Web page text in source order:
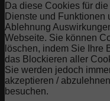
Da diese Cookies für
Dienste und Funktionen
Ablehnung
Webseite. Sie können
löschen, indem Sie Ihre
das Blockieren aller
Sie werden jedoch
akzeptieren /
besuchen.